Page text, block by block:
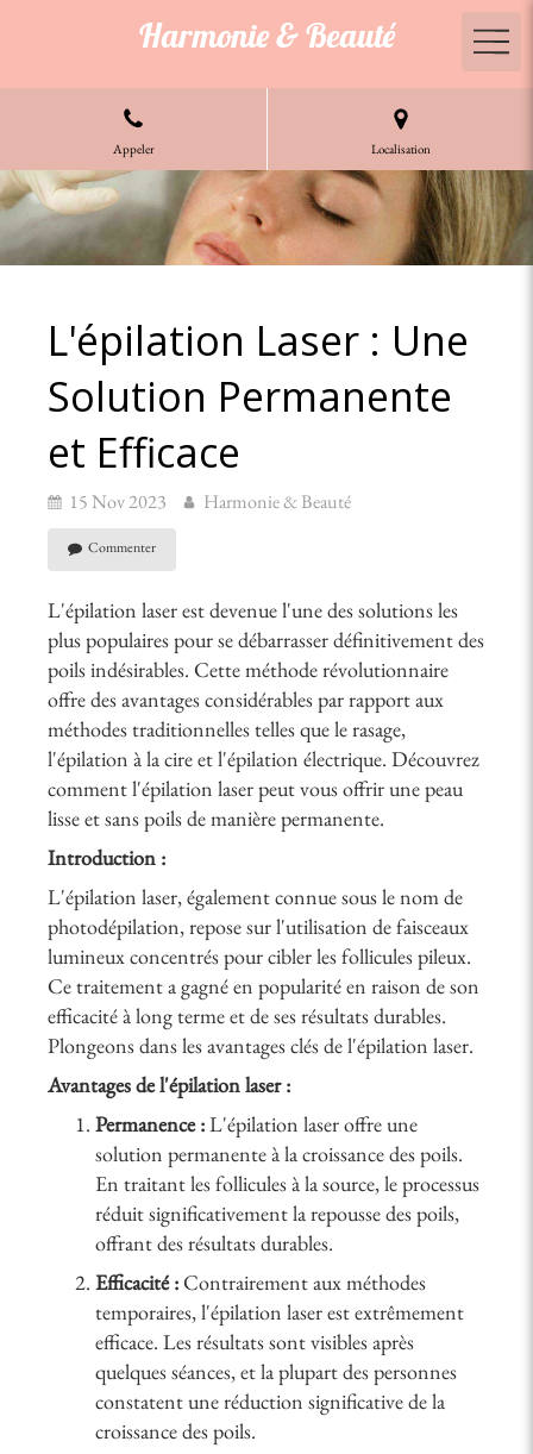
Harmonie & Beauté
Appeler Localisation
L'épilation Laser : Une
Solution Permanente
et Efficace
15 Nov 2023 Harmonie & Beauté
Commenter
L'épilation laser est devenue l'une des solutions les
plus populaires pour se débarrasser définitivement des
poils indésirables. Cette méthode révolutionnaire
offre des avantages considérables par rapport aux
méthodes traditionnelles telles que le rasage,
l'épilation à la cire et l'épilation électrique. Découvrez
comment l'épilation laser peut vous offrir une peau
lisse et sans poils de manière permanente.
Introduction :
L'épilation laser, également connue sous le nom de
photodépilation, repose sur l'utilisation de faisceaux
lumineux concentrés pour cibler les follicules pileux.
Ce traitement a gagné en popularité en raison de son
efficacité à long terme et de ses résultats durables.
Plongeons dans les avantages clés de l'épilation laser.
Avantages de l'épilation laser :
Permanence :L'épilation laser offre une
solution permanente à la croissance des poils.
En traitant les follicules à la source, le processus
réduit significativement la repousse des poils,
offrant des résultats durables.
Efficacité :Contrairement aux méthodes
temporaires, l'épilation laser est extrêmement
efficace. Les résultats sont visibles après
quelques séances, et la plupart des personnes
constatent une réduction significative de la
croissance des poils.